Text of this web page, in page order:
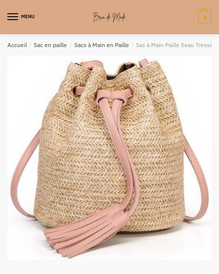
MENU 0
Accueil / Sac en paille / Sacs à Main en Paille / Sac à Main Paille Seau Tressé